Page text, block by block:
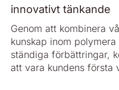
innovativt tänkande
Genom att kombinera
kunskap inom
ständiga förbättringar,
att vara kundens första